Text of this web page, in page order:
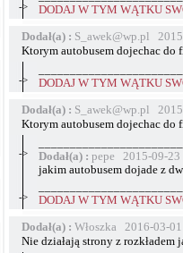
->
DODAJ W TYM WĄTKU
Dodał(a) : S_awek@wp.pl
Ktorym autobusem dojechac
->
DODAJ W TYM WĄTKU
Dodał(a) : S_awek@wp.pl
Ktorym autobusem dojechac
->
Dodał(a) : pepe 2015-09-23
jakim autobusem dojade z
->
DODAJ W TYM WĄTKU
Dodał(a) : Włoszka 2016-03-
Nie działają strony z rozkładem